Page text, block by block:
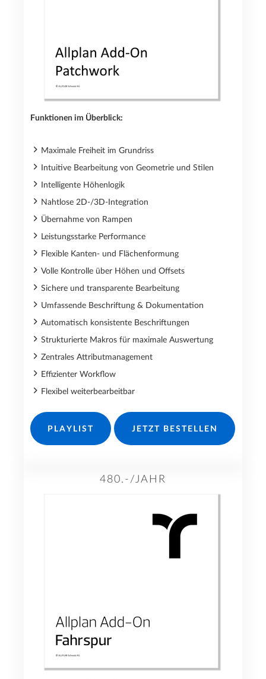
Funktionen im Überblick:
Maximale Freiheit im Grundriss
Intuitive Bearbeitung von Geometrie und Stilen
Intelligente Höhenlogik
Nahtlose 2D-/3D-Integration
Übernahme von Rampen
Leistungsstarke Performance
Flexible Kanten- und Flächenformung
Volle Kontrolle über Höhen und Offsets
Sichere und transparente Bearbeitung
Umfassende Beschriftung & Dokumentation
Automatisch konsistente Beschriftungen
Strukturierte Makros für maximale Auswertung
Zentrales Attributmanagement
Effizienter Workflow
Flexibel weiterbearbeitbar
PLAYLIST JETZT BESTELLEN
480.-/JAHR